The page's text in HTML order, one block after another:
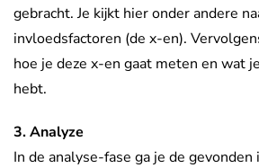
gebracht. Je kijkt hier onder andere
invloedsfactoren (de x-en).
hoe je deze x-en gaat meten en wat
hebt.
3. Analyze
In de analyse-fase ga je de